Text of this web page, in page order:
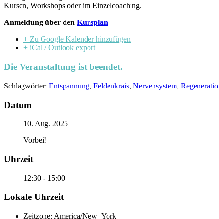
Kursen, Workshops oder im Einzelcoaching.
Anmeldung über den Kursplan
+ Zu Google Kalender hinzufügen
+ iCal / Outlook export
Die Veranstaltung ist beendet.
Schlagwörter: Entspannung, Feldenkrais, Nervensystem,
Datum
10. Aug. 2025
Vorbei!
Uhrzeit
12:30 - 15:00
Lokale Uhrzeit
Zeitzone: America/New_York